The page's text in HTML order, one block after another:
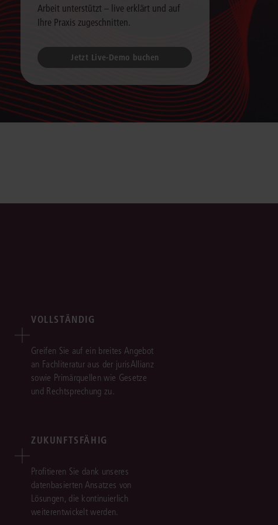
Arbeit unterstützt – live erklärt und auf
Ihre Praxis zugeschnitten.
Jetzt Live-Demo buchen
VOLLSTÄNDIG
Greifen Sie auf ein breites Angebot
an Fachliteratur aus der jurisAllianz
sowie Primärquellen wie Gesetze
und Rechtsprechung zu.
ZUKUNFTSFÄHIG
Profitieren Sie dank unseres
datenbasierten Ansatzes von
Lösungen, die kontinuierlich
weiterentwickelt werden.